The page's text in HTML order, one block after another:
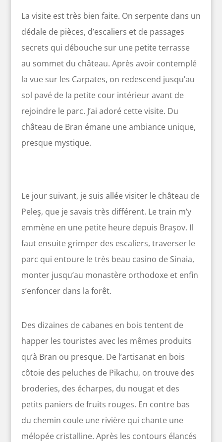
La visite est très bien faite. On serpente dans un
dédale de pièces, d’escaliers et de passages
secrets qui débouche sur une petite terrasse
au sommet du château. Après avoir contemplé
la vue sur les Carpates, on redescend jusqu’au
sol pavé de la petite cour intérieur avant de
rejoindre le parc. J’ai adoré cette visite. Du
château de Bran émane une ambiance unique,
presque mystique.
Le jour suivant, je suis allée visiter le château de
Peleş, que je savais très différent. Le train m’y
emmène en une petite heure depuis Braşov. Il
faut ensuite grimper des escaliers, traverser le
parc qui entoure le très beau casino de Sinaia,
monter jusqu’au monastère orthodoxe et enfin
s’enfoncer dans la forêt.
Des dizaines de cabanes en bois tentent de
happer les touristes avec les mêmes produits
qu’à Bran ou presque. De l’artisanat en bois
côtoie des peluches de Pikachu, on trouve des
broderies, des écharpes, du nougat et des
petits paniers de fruits rouges. En contre bas
du chemin coule une rivière qui chante une
mélopée cristalline. Après les contours élancés